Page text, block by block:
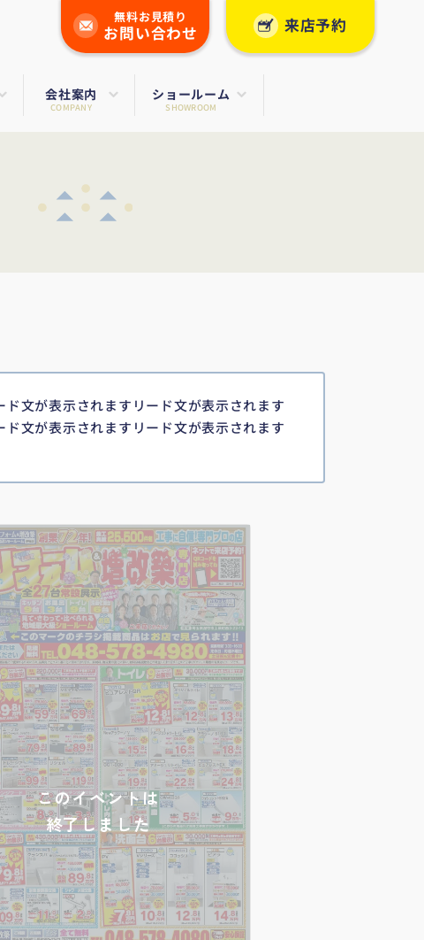
無料お見積り
お問い合わせ 来店予約
会社案内
COMPANY
ショールーム
SHOWROOM
文が表示されますリード文が表示されます
文が表示されますリード文が表示されます
このイベントは
終了しました